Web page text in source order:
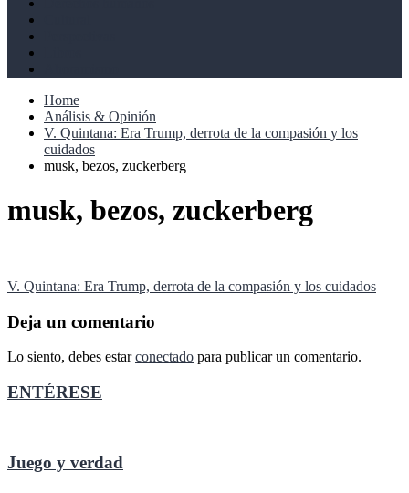
Home
Análisis & Opinión
V. Quintana: Era Trump, derrota de la compasión y los
cuidados
musk, bezos, zuckerberg
musk, bezos, zuckerberg
Navegación
de
entradas
V. Quintana: Era Trump, derrota de la compasión y los cuidados
Deja un comentario
Lo siento, debes estarconectado para publicar un comentario.
ENTÉRESE
Juego y verdad